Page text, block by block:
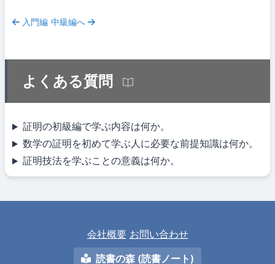
入門編 中級編へ
よくある質問
証明の初級編で学ぶ内容は何か。
数学の証明を初めて学ぶ人に必要な前提知識は何か。
証明技法を学ぶことの意義は何か。
会社概要 お問い合わせ
読書の森 (読書ノート)